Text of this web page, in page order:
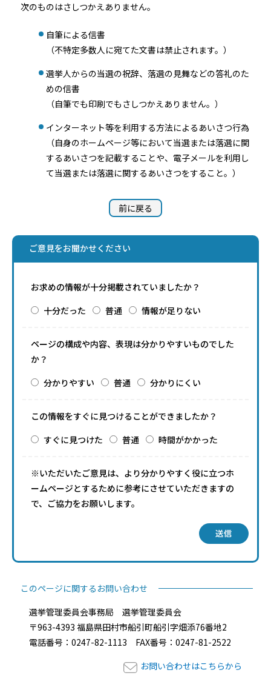
次のものはさしつかえありません。
自筆による信書
（不特定多数人に宛てた文書は禁止されます。）
選挙人からの当選の祝辞、落選の見舞などの答礼のた
めの信書
（自筆でも印刷でもさしつかえありません。）
インターネット等を利用する方法によるあいさつ行為
（自身のホームページ等において当選または落選に関
するあいさつを記載することや、電子メールを利用し
て当選または落選に関するあいさつをすること。）
前に戻る
ご意見をお聞かせください
お求めの情報が十分掲載されていましたか？
十分だった
普通 情報が足りない
ページの構成や内容、表現は分かりやすいものでした
か？
分かりやすい
普通 分かりにくい
この情報をすぐに見つけることができましたか？
すぐに見つけた
普通 時間がかかった
※いただいたご意見は、より分かりやすく役に立つホ
ームページとするために参考にさせていただきますの
で、ご協力をお願いします。
送信
このページに関するお問い合わせ
選挙管理委員会事務局 選挙管理委員会
〒963-4393 福島県田村市船引町船引字畑添76番地2
電話番号：0247-82-1113 FAX番号：0247-81-2522
お問い合わせはこちらから